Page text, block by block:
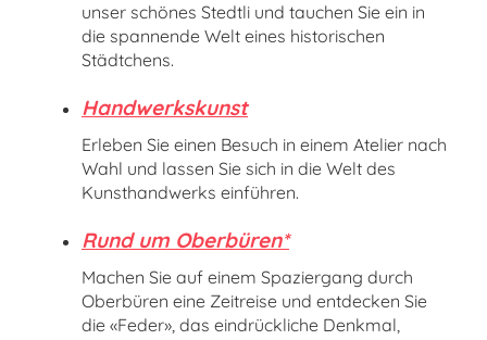
unser schönes Stedtli und tauchen Sie ein in
die spannende Welt eines historischen
Städtchens.
Handwerkskunst
Erleben Sie einen Besuch in einem Atelier nach
Wahl und lassen Sie sich in die Welt des
Kunsthandwerks einführen.
Rund um Oberbüren*
Machen Sie auf einem Spaziergang durch
Oberbüren eine Zeitreise und entdecken Sie
die «Feder», das eindrückliche Denkmal,